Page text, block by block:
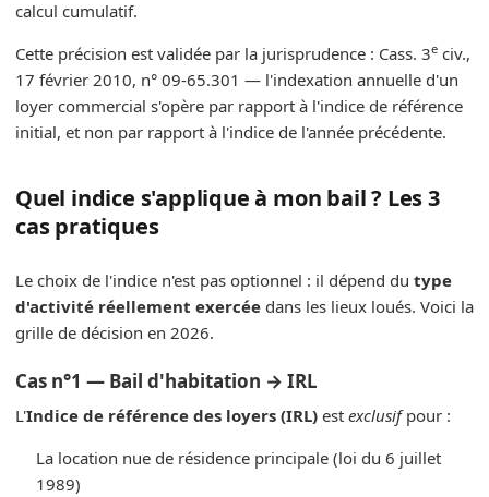
calcul cumulatif.
Cette précision est validée par la jurisprudence : Cass. 3e civ.,
17 février 2010, n° 09-65.301 — l'indexation annuelle d'un
loyer commercial s'opère par rapport à l'indice de référence
initial, et non par rapport à l'indice de l'année précédente.
Quel indice s'applique à mon bail ? Les 3
cas pratiques
Le choix de l'indice n'est pas optionnel : il dépend du type
d'activité réellement exercée dans les lieux loués. Voici la
grille de décision en 2026.
Cas n°1 — Bail d'habitation → IRL
L'Indice de référence des loyers (IRL) est exclusifpour :
La location nue de résidence principale (loi du 6 juillet
1989)